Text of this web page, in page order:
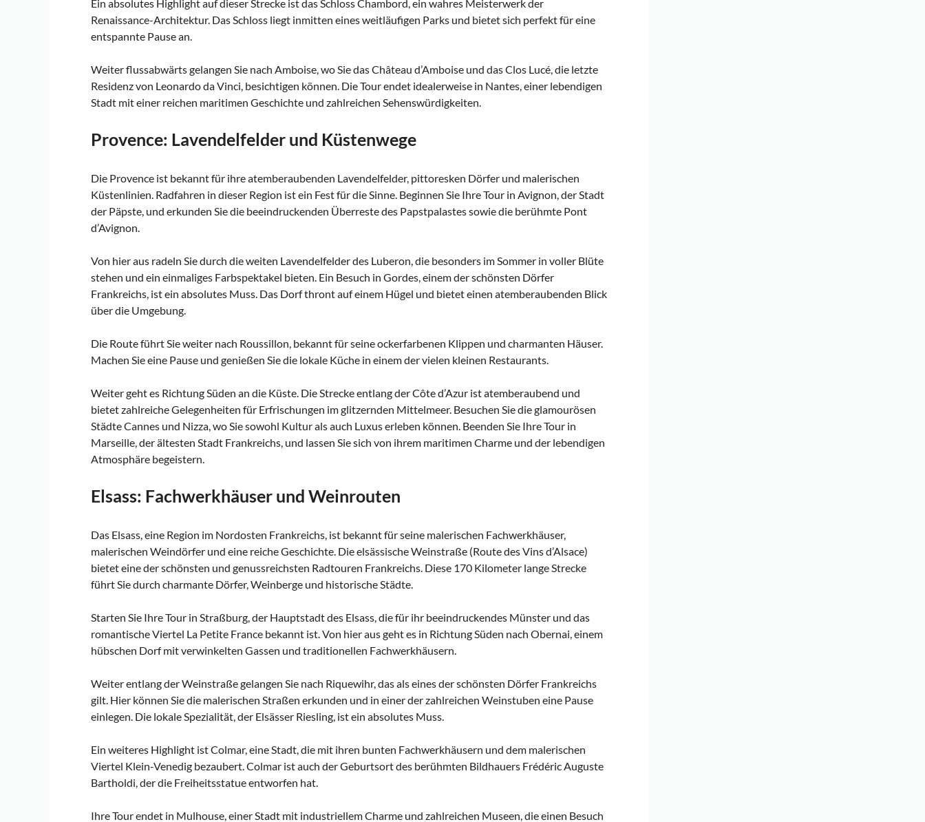
Ein absolutes Highlight auf dieser Strecke ist das Schloss Chambord, ein wahres Meisterwerk der
Renaissance-Architektur. Das Schloss liegt inmitten eines weitläufigen Parks und bietet sich perfekt für eine
entspannte Pause an.
Weiter flussabwärts gelangen Sie nach Amboise, wo Sie das Château d’Amboise und das Clos Lucé, die letzte
Residenz von Leonardo da Vinci, besichtigen können. Die Tour endet idealerweise in Nantes, einer lebendigen
Stadt mit einer reichen maritimen Geschichte und zahlreichen Sehenswürdigkeiten.
Provence: Lavendelfelder und Küstenwege
Die Provence ist bekannt für ihre atemberaubenden Lavendelfelder, pittoresken Dörfer und malerischen
Küstenlinien. Radfahren in dieser Region ist ein Fest für die Sinne. Beginnen Sie Ihre Tour in Avignon, der Stadt
der Päpste, und erkunden Sie die beeindruckenden Überreste des Papstpalastes sowie die berühmte Pont
d’Avignon.
Von hier aus radeln Sie durch die weiten Lavendelfelder des Luberon, die besonders im Sommer in voller Blüte
stehen und ein einmaliges Farbspektakel bieten. Ein Besuch in Gordes, einem der schönsten Dörfer
Frankreichs, ist ein absolutes Muss. Das Dorf thront auf einem Hügel und bietet einen atemberaubenden Blick
über die Umgebung.
Die Route führt Sie weiter nach Roussillon, bekannt für seine ockerfarbenen Klippen und charmanten Häuser.
Machen Sie eine Pause und genießen Sie die lokale Küche in einem der vielen kleinen Restaurants.
Weiter geht es Richtung Süden an die Küste. Die Strecke entlang der Côte d’Azur ist atemberaubend und
bietet zahlreiche Gelegenheiten für Erfrischungen im glitzernden Mittelmeer. Besuchen Sie die glamourösen
Städte Cannes und Nizza, wo Sie sowohl Kultur als auch Luxus erleben können. Beenden Sie Ihre Tour in
Marseille, der ältesten Stadt Frankreichs, und lassen Sie sich von ihrem maritimen Charme und der lebendigen
Atmosphäre begeistern.
Elsass: Fachwerkhäuser und Weinrouten
Das Elsass, eine Region im Nordosten Frankreichs, ist bekannt für seine malerischen Fachwerkhäuser,
malerischen Weindörfer und eine reiche Geschichte. Die elsässische Weinstraße (Route des Vins d’Alsace)
bietet eine der schönsten und genussreichsten Radtouren Frankreichs. Diese 170 Kilometer lange Strecke
führt Sie durch charmante Dörfer, Weinberge und historische Städte.
Starten Sie Ihre Tour in Straßburg, der Hauptstadt des Elsass, die für ihr beeindruckendes Münster und das
romantische Viertel La Petite France bekannt ist. Von hier aus geht es in Richtung Süden nach Obernai, einem
hübschen Dorf mit verwinkelten Gassen und traditionellen Fachwerkhäusern.
Weiter entlang der Weinstraße gelangen Sie nach Riquewihr, das als eines der schönsten Dörfer Frankreichs
gilt. Hier können Sie die malerischen Straßen erkunden und in einer der zahlreichen Weinstuben eine Pause
einlegen. Die lokale Spezialität, der Elsässer Riesling, ist ein absolutes Muss.
Ein weiteres Highlight ist Colmar, eine Stadt, die mit ihren bunten Fachwerkhäusern und dem malerischen
Viertel Klein-Venedig bezaubert. Colmar ist auch der Geburtsort des berühmten Bildhauers Frédéric Auguste
Bartholdi, der die Freiheitsstatue entworfen hat.
Ihre Tour endet in Mulhouse, einer Stadt mit industriellem Charme und zahlreichen Museen, die einen Besuch